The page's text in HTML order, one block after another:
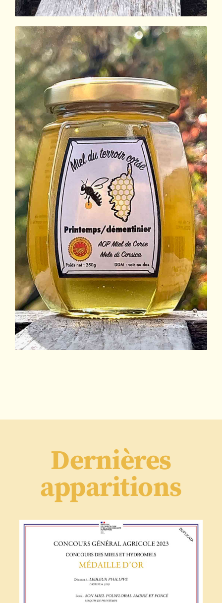
Dernières
apparitions
Concours Général Agricole